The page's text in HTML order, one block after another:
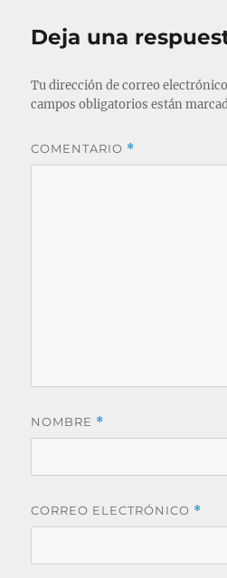
Deja una
Tu dirección de correo
campos obligatorios están
COMENTARIO *
NOMBRE *
CORREO ELECTRÓNICO *